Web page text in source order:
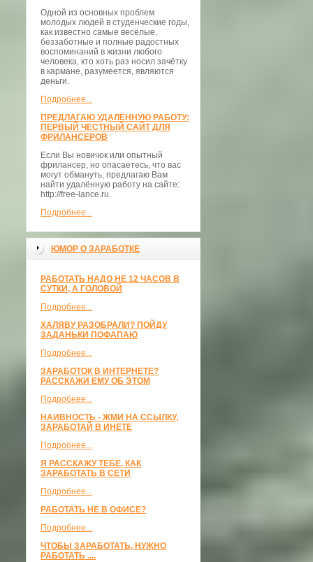
Одной из основных проблем
молодых людей в студенческие годы,
как известно самые весёлые,
беззаботные и полные радостных
воспоминаний в жизни любого
человека, кто хоть раз носил зачётку
в кармане, разумеется, являются
деньги.
Подробнее...
ПРЕДЛАГАЮ УДАЛЁННУЮ РАБОТУ:
ПЕРВЫЙ ЧЕСТНЫЙ САЙТ ДЛЯ
ФРИЛАНСЕРОВ
Если Вы новичок или опытный
фрилансер, но опасаетесь, что вас
могут обмануть, предлагаю Вам
найти удалённую работу на сайте:
http://free-lance.ru.
Подробнее...
ЮМОР О ЗАРАБОТКЕ
РАБОТАТЬ НАДО НЕ 12 ЧАСОВ В
СУТКИ, А ГОЛОВОЙ
Подробнее...
ХАЛЯВУ РАЗОБРАЛИ? ПОЙДУ
ЗАДАНЬКИ ПОФАПАЮ
Подробнее...
ЗАРАБОТОК В ИНТЕРНЕТЕ?
РАССКАЖИ ЕМУ ОБ ЭТОМ
Подробнее...
НАИВНОСТЬ - ЖМИ НА ССЫЛКУ,
ЗАРАБОТАЙ В ИНЕТЕ
Подробнее...
Я РАССКАЖУ ТЕБЕ, КАК
ЗАРАБОТАТЬ В СЕТИ
Подробнее...
РАБОТАТЬ НЕ В ОФИСЕ?
Подробнее...
ЧТОБЫ ЗАРАБОТАТЬ, НУЖНО
РАБОТАТЬ ....